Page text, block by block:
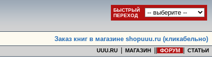
БЫСТРЫЙ
ПЕРЕХОД
Заказ книг в магазине shopuuu.ru (кликабельно)
UUU.RU МАГАЗИН ФОРУМ СТАТЬИ